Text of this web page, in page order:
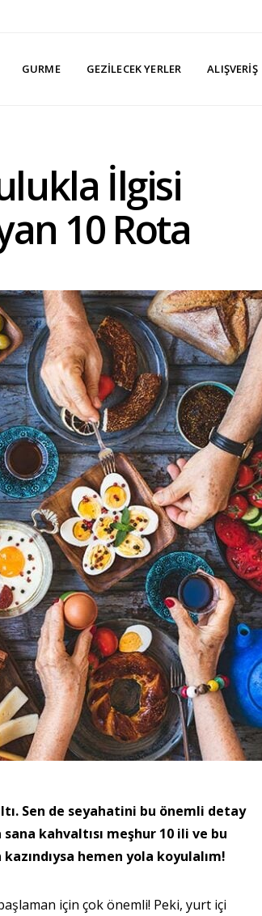
GURME GEZILECEK YERLER ALIŞVERIŞ
İlgisi
10 Rota
Sen de seyahatini bu önemli detay
kahvaltısı meşhur 10 ili ve bu
hemen yola koyulalım!
için çok önemli! Peki, yurt içi